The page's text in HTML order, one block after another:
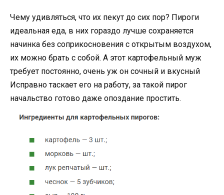
Чему удивляться, что их пекут до сих пор? Пироги
идеальная еда, в них гораздо лучше сохраняется
начинка без соприкосновения с открытым воздухом,
их можно брать с собой. А этот картофельный муж
требует постоянно, очень уж он сочный и вкусный
Исправно таскает его на работу, за такой пирог
начальство готово даже опоздание простить.